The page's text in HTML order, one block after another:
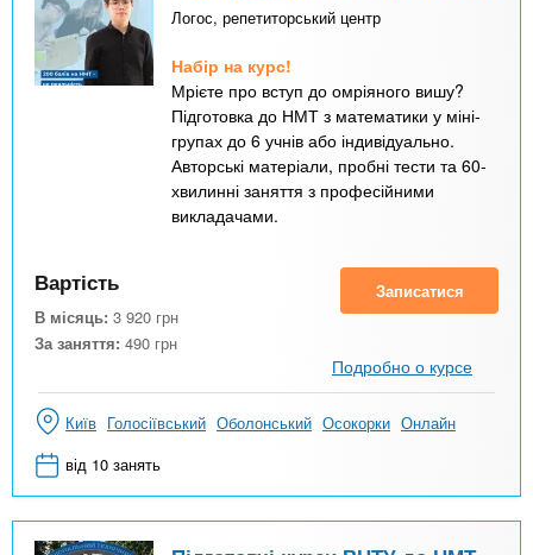
Логос, репетиторський центр
Набір на курс!
Мрієте про вступ до омріяного вишу?
Підготовка до НМТ з математики у міні-
групах до 6 учнів або індивідуально.
Авторські матеріали, пробні тести та 60-
хвилинні заняття з професійними
викладачами.
Вартість
В місяць: 3 920 грн
За заняття: 490 грн
Записатися
Подробно о курсе
Київ Голосіївський Оболонський Осокорки Онлайн
від 10 занять